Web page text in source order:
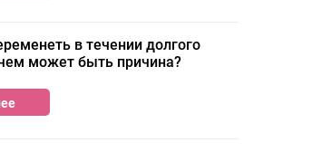
в течении долгого
может быть причина?